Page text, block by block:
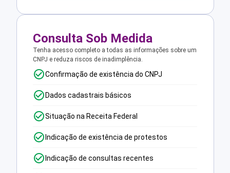
Consulta Sob Medida
Tenha acesso completo a todas as informações sobre um
CNPJ e reduza riscos de inadimplência.
Confirmação de existência do CNPJ
Dados cadastrais básicos
Situação na Receita Federal
Indicação de existência de protestos
Indicação de consultas recentes